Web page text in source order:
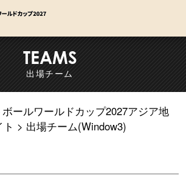
TEAMS
出場チーム
ールワールドカップ2027アジア地
出場チーム(Window3)